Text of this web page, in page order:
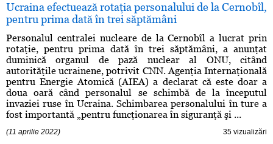
Ucraina efectuează rotaţia personalului de la Cernobîl,
pentru prima dată în trei săptămâni
Personalul centralei nucleare de la Cernobîl a lucrat prin
rotaţie, pentru prima dată în trei săptămâni, a anunţat
duminică organul de pază nuclear al ONU, citând
autorităţile ucrainene, potrivit CNN. Agenţia Internaţională
pentru Energie Atomică (AIEA) a declarat că este doar a
doua oară când personalul se schimbă de la începutul
invaziei ruse în Ucraina. Schimbarea personalului în ture a
fost importantă „pentru funcţionarea în siguranţă şi ...
(11 aprilie 2022) 35 vizualizări